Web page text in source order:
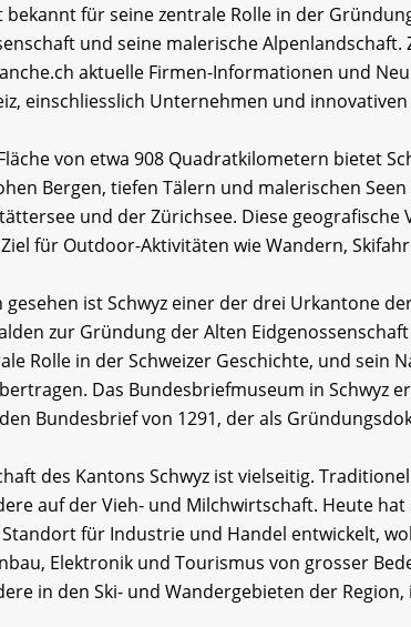
bekannt für seine zentrale Rolle in der
und seine malerische
aktuelle Firmen-Informationen und
einschliesslich Unternehmen und
von etwa 908 Quadratkilometern bietet
Bergen, tiefen Tälern und malerischen
und der Zürichsee. Diese geografische
für Outdoor-Aktivitäten wie Wandern,
gesehen ist Schwyz einer der drei Urkantone
zur Gründung der Alten
Rolle in der Schweizer Geschichte, und sein
Das Bundesbriefmuseum in Schwyz
Bundesbrief von 1291, der als
des Kantons Schwyz ist vielseitig.
auf der Vieh- und Milchwirtschaft. Heute hat
für Industrie und Handel entwickelt,
Elektronik und Tourismus von grosser
in den Ski- und Wandergebieten der